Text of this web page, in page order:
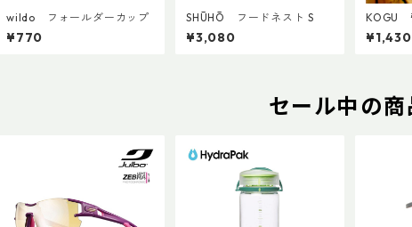
wildo フォールダーカップ
¥770
SHŪHŌ フードネスト S
¥3,080
KOGU
¥1,430
セール中の商